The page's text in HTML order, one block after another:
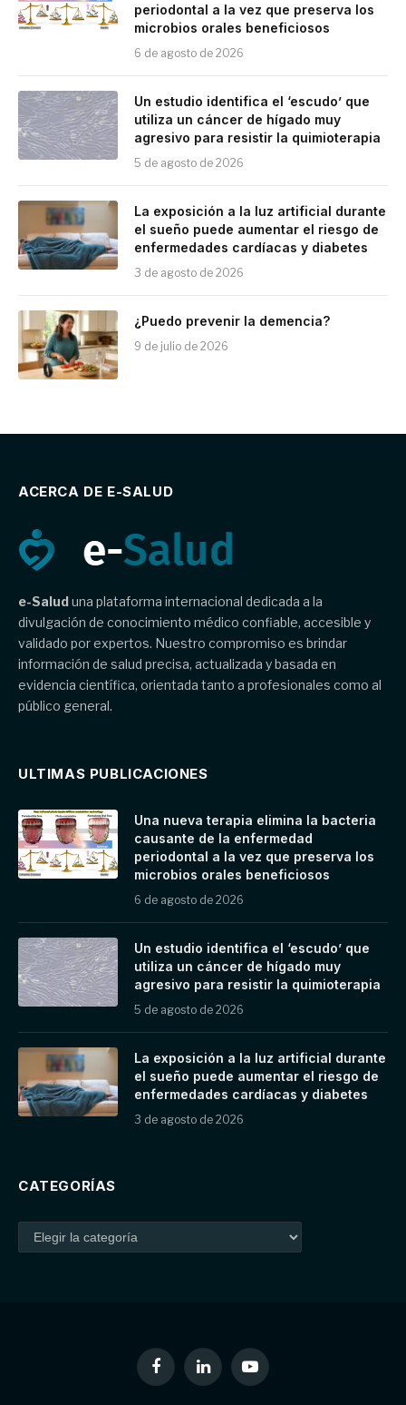
periodontal a la vez que preserva los
microbios orales beneficiosos
6 de agosto de 2026
Un estudio identifica el ‘escudo’ que
utiliza un cáncer de hígado muy
agresivo para resistir la quimioterapia
5 de agosto de 2026
La exposición a la luz artificial durante
el sueño puede aumentar el riesgo de
enfermedades cardíacas y diabetes
3 de agosto de 2026
¿Puedo prevenir la demencia?
9 de julio de 2026
ACERCA DE E-SALUD
e-Saluduna plataforma internacional dedicada a la
divulgación de conocimiento médico confiable, accesible y
validado por expertos. Nuestro compromiso es brindar
información de salud precisa, actualizada y basada en
evidencia científica, orientada tanto a profesionales como al
público general.
ULTIMAS PUBLICACIONES
Una nueva terapia elimina la bacteria
causante de la enfermedad
periodontal a la vez que preserva los
microbios orales beneficiosos
6 de agosto de 2026
Un estudio identifica el ‘escudo’ que
utiliza un cáncer de hígado muy
agresivo para resistir la quimioterapia
5 de agosto de 2026
La exposición a la luz artificial durante
el sueño puede aumentar el riesgo de
enfermedades cardíacas y diabetes
3 de agosto de 2026
CATEGORÍAS
FacebookLinkedInYouTube